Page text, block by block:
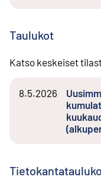
Taulukot
Katso keskeiset
8.5.2026